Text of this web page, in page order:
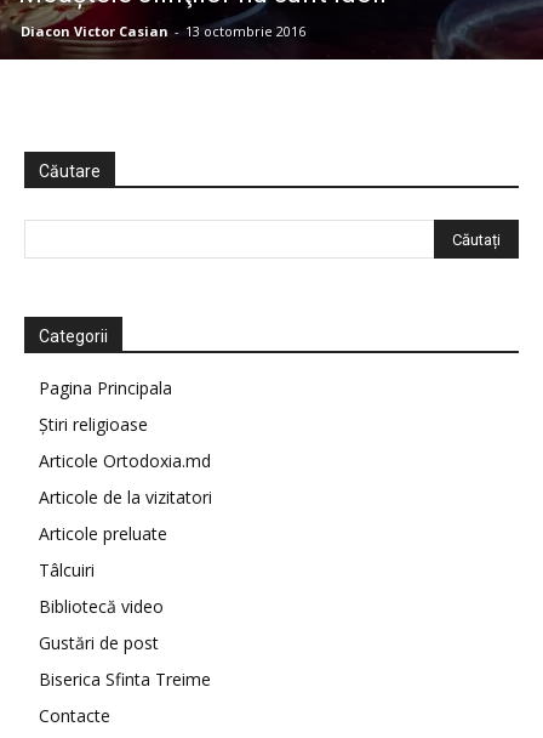
Diacon Victor Casian - 13 octombrie 2016
Căutare
Categorii
Pagina Principala
Știri religioase
Articole Ortodoxia.md
Articole de la vizitatori
Articole preluate
Tâlcuiri
Bibliotecă video
Gustări de post
Biserica Sfinta Treime
Contacte